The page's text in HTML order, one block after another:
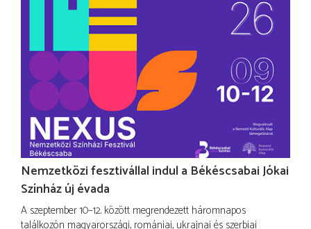
Nemzetközi fesztivállal indul a Békéscsabai Jókai
Színház új évada
A szeptember 10–12. között megrendezett háromnapos
találkozón magyarországi, romániai, ukrajnai és szerbiai